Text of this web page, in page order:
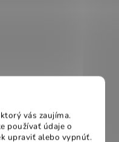
vás zaujíma.
používať údaje o
upraviť alebo vypnúť.